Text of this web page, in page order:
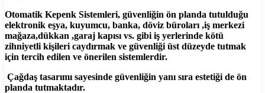
Otomatik Kepenk Sistemleri, güvenliğin ön planda tutulduğu
elektronik eşya, kuyumcu, banka, döviz büroları ,iş merkezi
mağaza,dükkan ,garaj kapısı vs. gibi iş yerlerinde kötü
zihniyetli kişileri caydırmak ve güvenliği üst düzeyde tutmak
için tercih edilen ve önerilen sistemlerdir.
Çağdaş tasarımı sayesinde güvenliğin yanı sıra estetiği de ön
planda tutmaktadır.